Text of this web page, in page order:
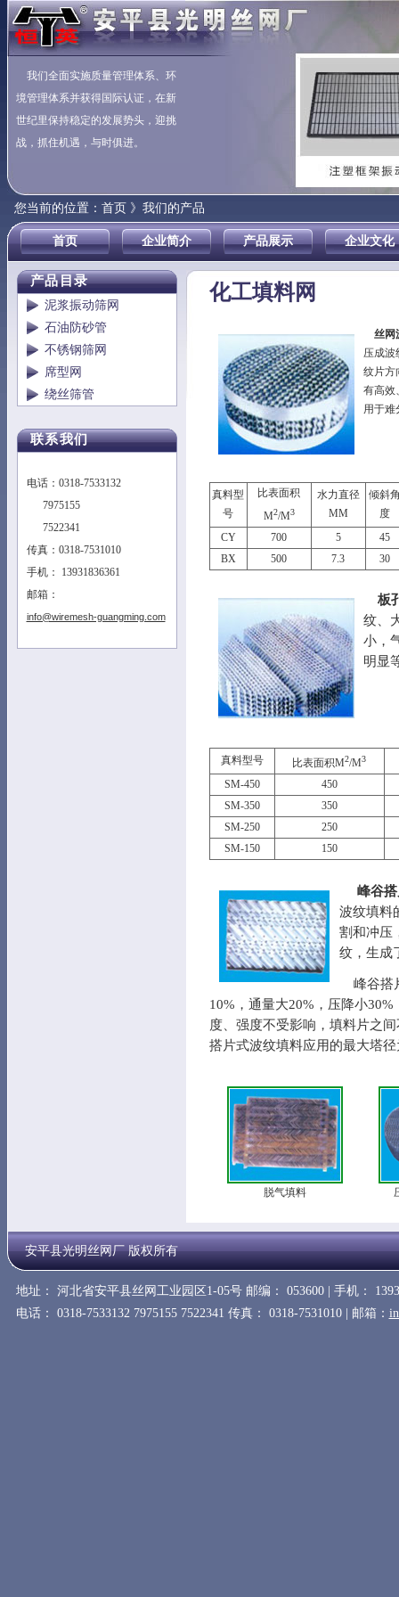
我们全面实施质量管理体系、环
境管理体系并获得国际认证，在新
世纪里保持稳定的发展势头，迎挑
战，抓住机遇，与时俱进。
您当前的位置： 首页 》我们的产品
首页 企业简介 产品展示 企业文化
产品目录
泥浆振动筛网
石油防砂管
不锈钢筛网
席型网
绕丝筛管
联系我们
电话：0318-7533132
7975155
7522341
传真：0318-7531010
手机： 13931836361
邮箱：
info@wiremesh-guangming.com
化工填料网
丝网
压成波
纹片方
有高效
用于难
真料型
号
比表面积
M2/M3
水力直径
MM
倾斜
度
CY
700 5
45
BX
500 7.3 30
板
纹、
小，
明显
真料型号 比表面积M2/M3
SM-450
450
SM-350
350
SM-250
250
SM-150
150
峰谷
波纹填料
割和冲压
纹，生成
峰谷搭
10%，通量大20%，压降小
度、强度不受影响，填料片之
搭片式波纹填料应用的最大塔
脱气填料
安平县光明丝网厂 版权所有
地址： 河北省安平县丝网工业园区1-05号 邮编： 053600 | 手机：
电话： 0318-7533132 7975155 7522341 传真： 0318-7531010 | 邮箱：